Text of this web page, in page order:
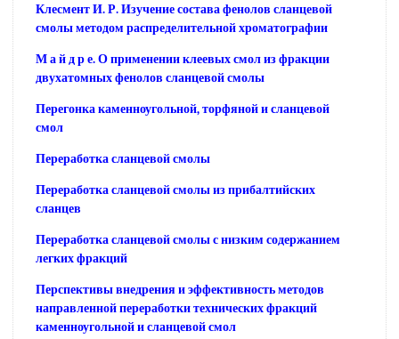
Клесмент И. Р. Изучение состава фенолов сланцевой
смолы методом распределительной хроматографии
М а й д р е. О применении клеевых смол из фракции
двухатомных фенолов сланцевой смолы
Перегонка каменноугольной, торфяной и сланцевой
смол
Переработка сланцевой смолы
Переработка сланцевой смолы из прибалтийских
сланцев
Переработка сланцевой смолы с низким содержанием
легких фракций
Перспективы внедрения и эффективность методов
направленной переработки технических фракций
каменноугольной и сланцевой смол